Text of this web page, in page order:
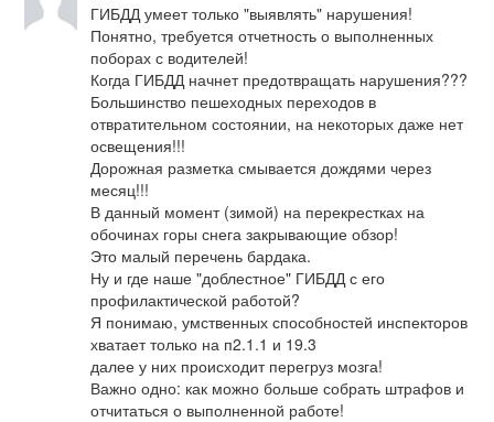
ГИБДД умеет только "выявлять" нарушения!
Понятно, требуется отчетность о выполненных
поборах с водителей!
Когда ГИБДД начнет предотвращать нарушения???
Большинство пешеходных переходов в
отвратительном состоянии, на некоторых даже нет
освещения!!!
Дорожная разметка смывается дождями через
месяц!!!
В данный момент (зимой) на перекрестках на
обочинах горы снега закрывающие обзор!
Это малый перечень бардака.
Ну и где наше "доблестное" ГИБДД с его
профилактической работой?
Я понимаю, умственных способностей инспекторов
хватает только на п2.1.1 и 19.3
далее у них происходит перегруз мозга!
Важно одно: как можно больше собрать штрафов и
отчитаться о выполненной работе!